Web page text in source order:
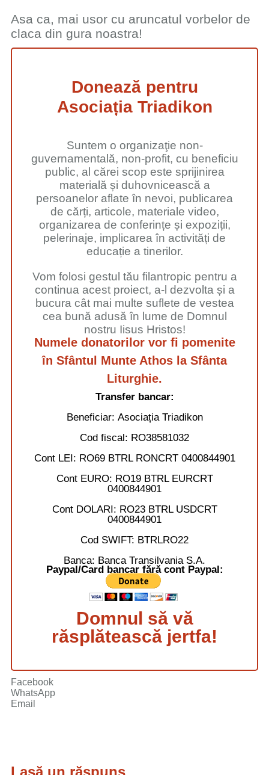
Asa ca, mai usor cu aruncatul vorbelor de
claca din gura noastra!
Donează pentru
Asociația Triadikon
Suntem o organizaţie non-
guvernamentală, non-profit, cu beneficiu
public, al cărei scop este sprijinirea
materială și duhovnicească a
persoanelor aflate în nevoi, publicarea
de cărți, articole, materiale video,
organizarea de conferințe și expoziții,
pelerinaje, implicarea în activități de
educație a tinerilor.
Vom folosi gestul tău filantropic pentru a
continua acest proiect, a-l dezvolta și a
bucura cât mai multe suflete de vestea
cea bună adusă în lume de Domnul
nostru Iisus Hristos!
Numele donatorilor vor fi pomenite
în Sfântul Munte Athos la Sfânta
Liturghie.
Transfer bancar:
Beneficiar: Asociația Triadikon
Cod fiscal: RO38581032
Cont LEI: RO69 BTRL RONCRT 0400844901
Cont EURO: RO19 BTRL EURCRT
0400844901
Cont DOLARI: RO23 BTRL USDCRT
0400844901
Cod SWIFT: BTRLRO22
Banca: Banca Transilvania S.A.
Paypal/Card bancar fără cont Paypal:
Domnul să vă
răsplătească jertfa!
Facebook
WhatsApp
Email
Lasă un răspuns